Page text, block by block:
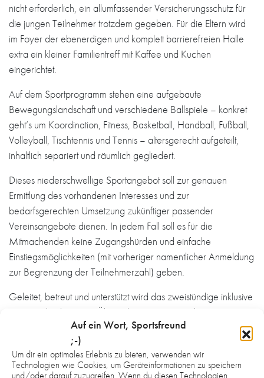
Auf ein Wort, Sportsfreund
;-)
Um dir ein optimales Erlebnis zu bieten, verwenden wir
Technologien wie Cookies, um Geräteinformationen zu speichern
und/oder darauf zuzugreifen. Wenn du diesen Technologien
nicht erforderlich, ein allumfassender Versicherungsschutz für
die jungen Teilnehmer trotzdem gegeben. Für die Eltern wird
im Foyer der ebenerdigen und komplett barrierefreien Halle
extra ein kleiner Familientreff mit Kaffee und Kuchen
eingerichtet.
Auf dem Sportprogramm stehen eine aufgebaute
Bewegungslandschaft und verschiedene Ballspiele – konkret
geht’s um Koordination, Fitness, Basketball, Handball, Fußball,
Volleyball, Tischtennis und Tennis – altersgerecht aufgeteilt,
inhaltlich separiert und räumlich gegliedert.
Dieses niederschwellige Sportangebot soll zur genauen
Ermittlung des vorhandenen Interesses und zur
bedarfsgerechten Umsetzung zukünftiger passender
Vereinsangebote dienen. In jedem Fall soll es für die
Mitmachenden keine Zugangshürden und einfache
Einstiegsmöglichkeiten (mit vorheriger namentlicher Anmeldung
zur Begrenzung der Teilnehmerzahl) geben.
Geleitet, betreut und unterstützt wird das zweistündige inklusive
Training durch eigene Übungsleiter, Trainer und Betreuer von
TV und HG, externen Coaches sowie sport- und
sonderpädagogischen Experten aus der Region. Für die nötige
Sicherheit und medizinische Versorgung vor Ort sorgt das Rote
Kreuz.